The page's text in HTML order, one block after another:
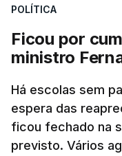
POLÍTICA
Ficou por
ministro
Há escolas sem
espera das
ficou fechado na
previsto. Vários